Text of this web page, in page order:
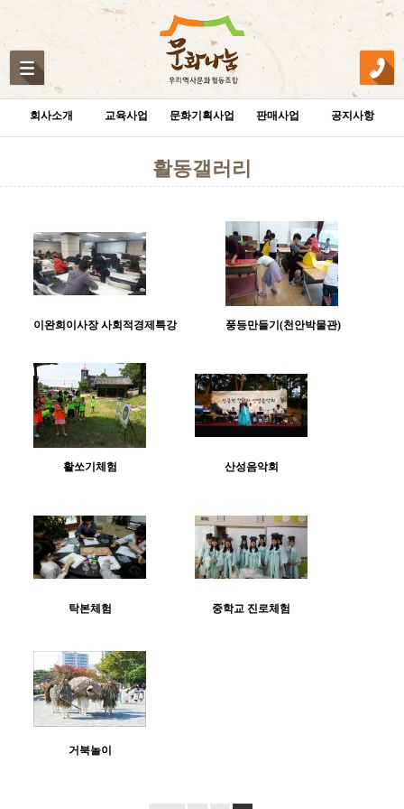
회사소개 교육사업 문화기획사업 판매사업 공지사항
활동갤러리
이완희이사장 사회적경제특강 풍등만들기(천안박물관)
활쏘기체험 산성음악회
탁본체험 중학교 진로체험
거북놀이